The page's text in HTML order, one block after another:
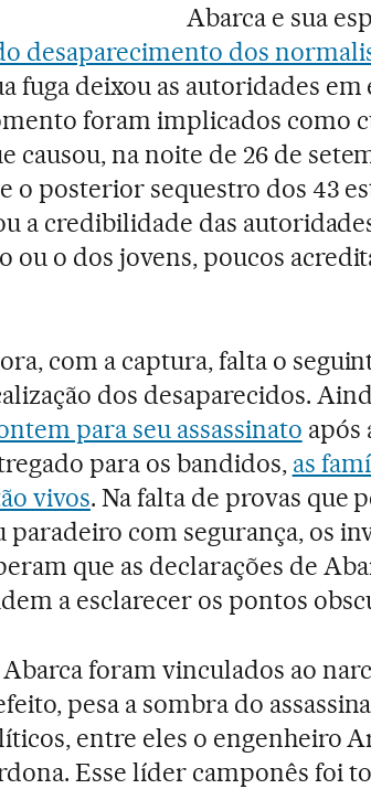
Abarca e sua
desaparecimento dos
fuga deixou as autoridades em
foram implicados como
causou, na noite de 26 de
o posterior sequestro dos 43
a credibilidade das
ou o dos jovens, poucos
com a captura, falta o
dos desaparecidos.
para seu assassinato após
para os bandidos, as
vivos. Na falta de provas que
paradeiro com segurança, os
que as declarações de
a esclarecer os pontos
Abarca foram vinculados ao
pesa a sombra do
entre eles o engenheiro
Esse líder camponês foi